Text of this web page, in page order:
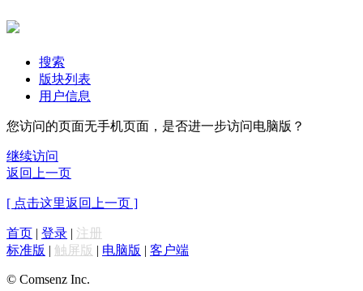
搜索
版块列表
用户信息
您访问的页面无手机页面，是否进一步访问电脑版？
继续访问
返回上一页
[ 点击这里返回上一页 ]
首页 | 登录 | 注册
标准版 | 触屏版 | 电脑版 | 客户端
© Comsenz Inc.